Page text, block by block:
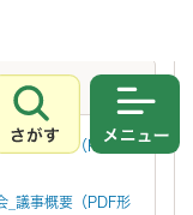
さがす
_開催結果（PDF形
_議事概要（PDF形